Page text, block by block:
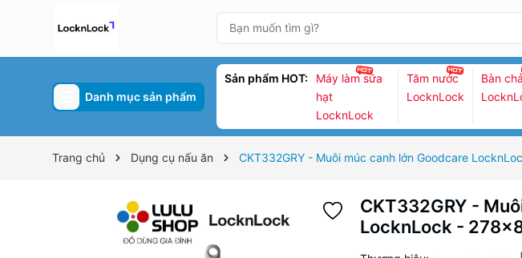
Danh mục sản phẩm
Sản phẩm HOT:
Máy làm sữa
hạt
LocknLock
Tăm nước
LocknLock
Bàn
Trang chủ Dụng cụ nấu ăn CKT332GRY - Muôi múc canh lớn Goodcare
CKT332GRY -
LocknLock -